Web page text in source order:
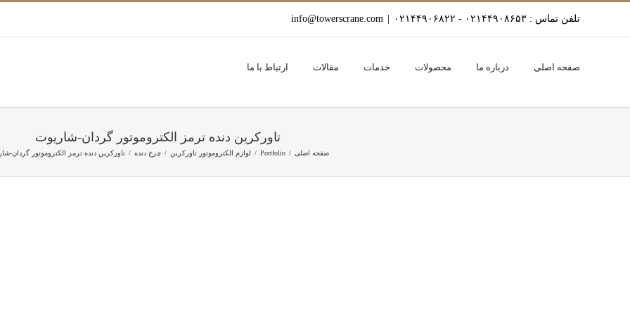
content
تلفن تماس : ۰۲۱۴۴۹۰۸۶۵۳ - ۰۲۱۴۴۹۰۶۸۲۲ info@towerscrane.com
صفحه اصلی درباره ما محصولات خدمات مقالات ارتباط با ما
تاورکرین دنده ترمز الکتروموتور گردان-شاریوت
صفحه اصلی Portfolio لوازم الکتروموتور تاورکرین چرخ دنده تاورکرین دنده ترمز الکتروموتور گردان-